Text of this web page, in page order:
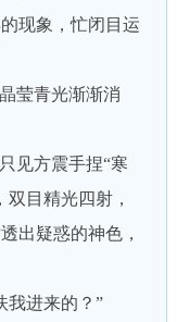
现象，忙闭目运
莹青光渐渐消
见方震手捏“寒
目精光四射，
出疑惑的神色，
进来的？”